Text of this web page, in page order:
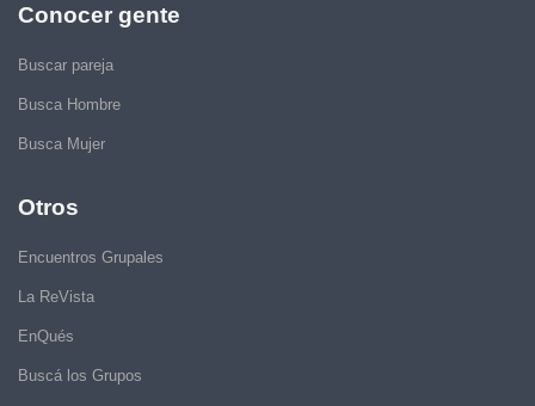
Conocer gente
Buscar pareja
Busca Hombre
Busca Mujer
Otros
Encuentros Grupales
La ReVista
EnQués
Buscá los Grupos